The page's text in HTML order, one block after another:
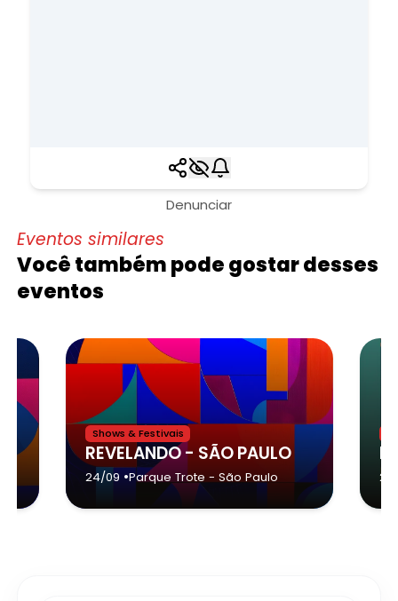
Denunciar
Eventos similares
Você também pode gostar desses
eventos
Shows & Festivais
REVELANDO - SÃO PAULO
24/09 •Parque Trote - São Paulo